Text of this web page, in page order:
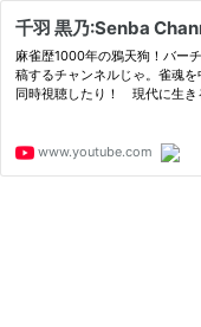
千羽 黒乃:Senba
麻雀歴1000年の鴉天狗！バー
稿するチャンネルじゃ。雀魂
同時視聴したり！ 現代に生き
www.youtube.com